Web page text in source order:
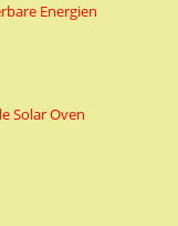
Energien
Solar Oven